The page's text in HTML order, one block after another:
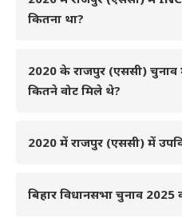
कितना था?
2020 के राजपुर (एससी)
कितने वोट मिले थे?
2020 में राजपुर (एससी) में
बिहार विधानसभा चुनाव